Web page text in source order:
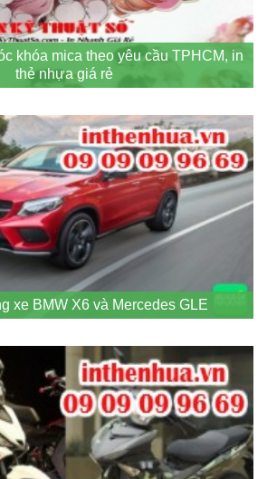
khóa mica theo yêu cầu TPHCM, in
thẻ nhựa giá rẻ
xe BMW X6 và Mercedes GLE